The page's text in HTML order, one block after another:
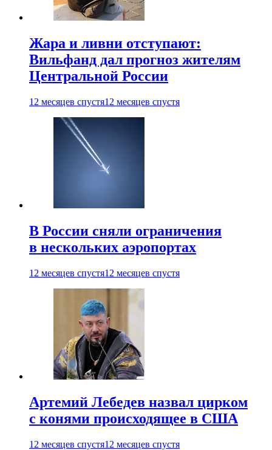
Жара и ливни отступают:
Вильфанд дал прогноз жителям
Центральной России
12 месяцев спустя12 месяцев спустя
В России сняли ограничения
в нескольких аэропортах
12 месяцев спустя12 месяцев спустя
Артемий Лебедев назвал цирком
с конями происходящее в США
12 месяцев спустя12 месяцев спустя